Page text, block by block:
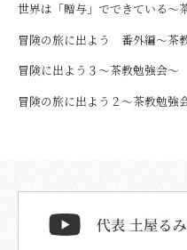
世界は「贈与」でできている～
冒険の旅に出よう 番外編～茶
冒険に出よう３～茶教勉強会～
冒険の旅に出よう２～茶教勉強